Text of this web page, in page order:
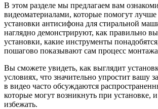
В этом разделе мы предлагаем вам
видеоматериалами, которые помогут лучше
установки антисифона для стиральной
наглядно демонстрируют, как правильно
установки, какие инструменты
пошагово показывают сам процесс
Вы сможете увидеть, как выглядит
условиях, что значительно упростит вашу
в видео часто обсуждаются
которые могут возникнуть при установке,
избежать.